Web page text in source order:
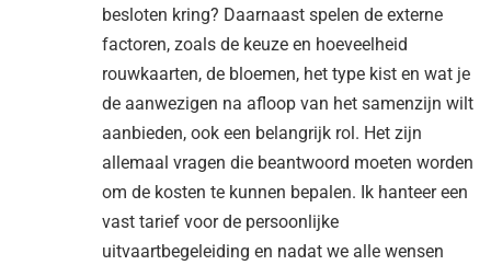
besloten kring? Daarnaast spelen de externe
factoren, zoals de keuze en hoeveelheid
rouwkaarten, de bloemen, het type kist en wat je
de aanwezigen na afloop van het samenzijn wilt
aanbieden, ook een belangrijk rol. Het zijn
allemaal vragen die beantwoord moeten worden
om de kosten te kunnen bepalen. Ik hanteer een
vast tarief voor de persoonlijke
uitvaartbegeleiding en nadat we alle wensen